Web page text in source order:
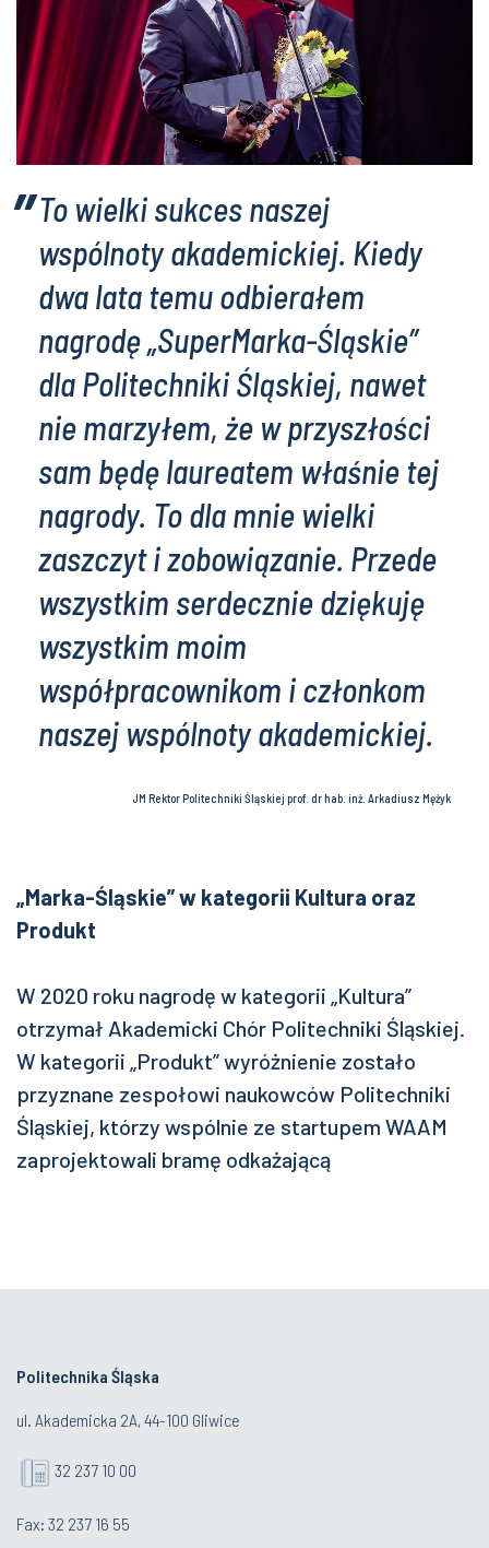
To wielki sukces naszej
wspólnoty akademickiej. Kiedy
dwa lata temu odbierałem
nagrodę „SuperMarka-Śląskie”
dla Politechniki Śląskiej, nawet
nie marzyłem, że w przyszłości
sam będę laureatem właśnie tej
nagrody. To dla mnie wielki
zaszczyt i zobowiązanie. Przede
wszystkim serdecznie dziękuję
wszystkim moim
współpracownikom i członkom
naszej wspólnoty akademickiej.
JM Rektor Politechniki Śląskiej prof. dr hab. inż. Arkadiusz Mężyk
„Marka-Śląskie” w kategorii Kultura oraz
Produkt
W 2020 roku nagrodę w kategorii „Kultura”
otrzymał Akademicki Chór Politechniki Śląskiej.
W kategorii „Produkt” wyróżnienie zostało
przyznane zespołowi naukowców Politechniki
Śląskiej, którzy wspólnie ze startupem WAAM
zaprojektowali bramę odkażającą
Politechnika Śląska
ul. Akademicka 2A, 44-100 Gliwice
32 237 10 00
Fax: 32 237 16 55